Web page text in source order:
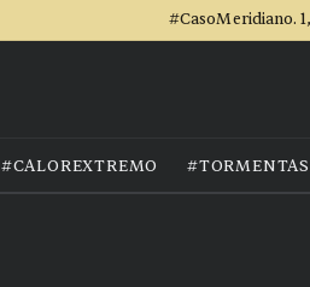
#CasoMeridiano.
#CALOREXTREMO